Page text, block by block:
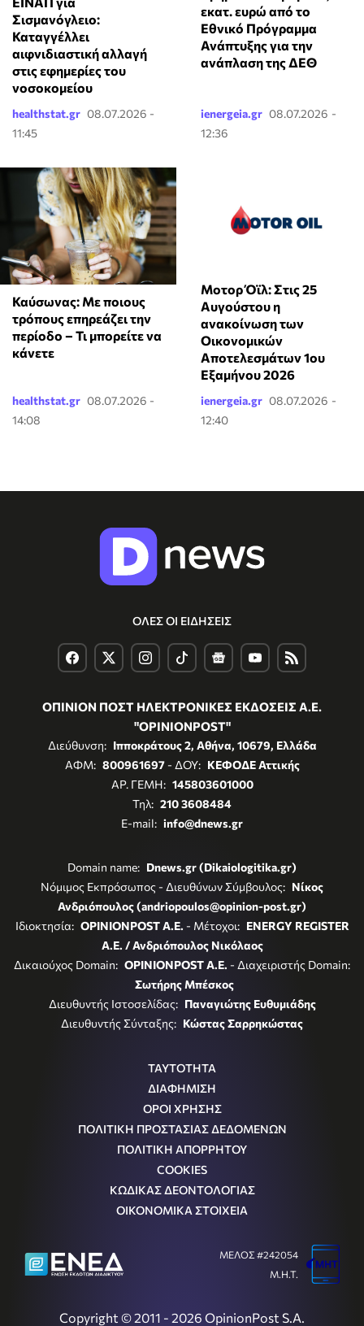
Σισμανόγλειο:
Καταγγέλλει
αιφνιδιαστική αλλαγή
στις εφημερίες του
νοσοκομείου
healthstat.gr 08.07.2026 -
11:45
εκατ. ευρώ από το
Εθνικό Πρόγραμμα
Ανάπτυξης για την
ανάπλαση της ΔΕΘ
ienergeia.gr 08.07.2026 -
12:36
Καύσωνας: Με ποιους
τρόπους επηρεάζει την
περίοδο – Τι μπορείτε να
κάνετε
healthstat.gr 08.07.2026 -
14:08
Μοτορ Όϊλ: Στις 25
Αυγούστου η
ανακοίνωση των
Οικονομικών
Αποτελεσμάτων 1ου
Εξαμήνου 2026
ienergeia.gr 08.07.2026 -
12:40
ΟΛΕΣ ΟΙ ΕΙΔΗΣΕΙΣ
ΟΠΙΝΙΟΝ ΠΟΣΤ ΗΛΕΚΤΡΟΝΙΚΕΣ ΕΚΔΟΣΕΙΣ Α.Ε.
"OPINIONPOST"
Διεύθυνση: Ιπποκράτους 2, Αθήνα, 10679, Ελλάδα
ΑΦΜ: 800961697- ΔΟΥ: ΚΕΦΟΔΕ Αττικής
ΑΡ. ΓΕΜΗ: 145803601000
Τηλ: 210 3608484
E-mail: info@dnews.gr
Domain name: Dnews.gr (Dikaiologitika.gr)
Νόμιμος Εκπρόσωπος - Διευθύνων Σύμβουλος: Νίκος
Ανδριόπουλος (andriopoulos@opinion-post.gr)
Ιδιοκτησία: OPINIONPOST A.E. - Μέτοχοι: ENERGY REGISTER
Α.Ε. / Ανδριόπουλος Νικόλαος
Δικαιούχος Domain: OPINIONPOST A.E. - Διαχειριστής Domain:
Σωτήρης Μπέσκος
Διευθυντής Ιστοσελίδας: Παναγιώτης Ευθυμιάδης
Διευθυντής Σύνταξης: Κώστας Σαρρηκώστας
ΤΑΥΤΟΤΗΤΑ
ΔΙΑΦΗΜΙΣΗ
ΟΡΟΙ ΧΡΗΣΗΣ
ΠΟΛΙΤΙΚΗ ΠΡΟΣΤΑΣΙΑΣ ΔΕΔΟΜΕΝΩΝ
ΠΟΛΙΤΙΚΗ ΑΠΟΡΡΗΤΟΥ
COOKIES
ΚΩΔΙΚΑΣ ΔΕΟΝΤΟΛΟΓΙΑΣ
ΟΙΚΟΝΟΜΙΚΑ ΣΤΟΙΧΕΙΑ
Copyright © 2011 - 2026 OpinionPost S.A.
ΜΕΛΟΣ #242054
Μ.Η.Τ.